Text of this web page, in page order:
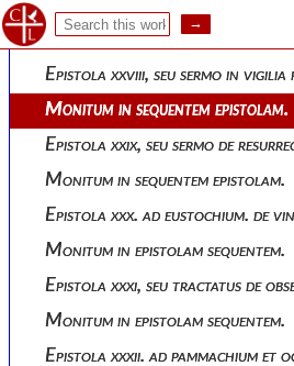
Epistola xxvii, seu sermo de
Epistola xxviii, seu sermo in vigilia
Monitum in sequentem epistolam.
Epistola xxix, seu sermo de
Monitum in sequentem epistolam.
Epistola xxx. ad eustochium. de
Monitum in epistolam sequentem.
Epistola xxxi, seu tractatus de
Monitum in epistolam sequentem.
Epistola xxxii. ad pammachium et